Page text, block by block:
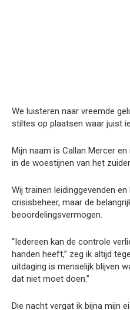
We luisteren naar vreemde
stiltes op plaatsen waar juist
Mijn naam is Callan Mercer
in de woestijnen van het
Wij trainen leidinggevenden
crisisbeheer, maar de
beoordelingsvermogen.
“Iedereen kan de controle
handen heeft,” zeg ik altijd
uitdaging is menselijk blijven
dat niet moet doen.”
Die nacht vergat ik bijna mijn